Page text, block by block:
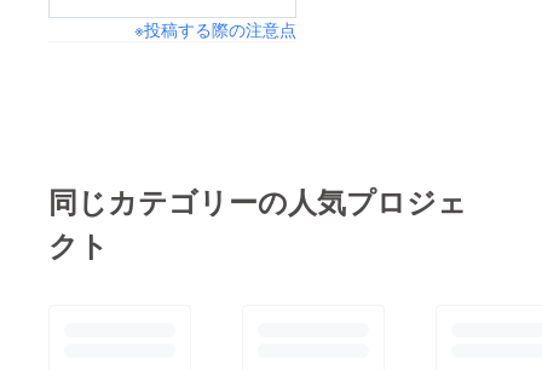
※投稿する際の注意点
同じカテゴリーの人気プロジェ
クト